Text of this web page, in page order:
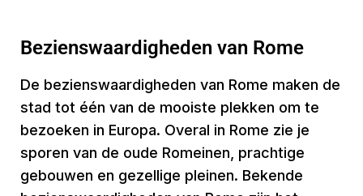
Bezienswaardigheden van Rome
De bezienswaardigheden van Rome maken de
stad tot één van de mooiste plekken om te
bezoeken in Europa. Overal in Rome zie je
sporen van de oude Romeinen, prachtige
gebouwen en gezellige pleinen. Bekende